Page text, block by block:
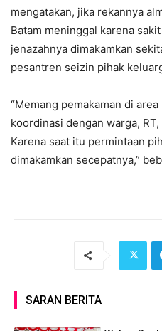
mengatakan, jika rekannya
Batam meninggal karena
jenazahnya dimakamkan
pesantren seizin pihak
“Memang pemakaman di
koordinasi dengan warga,
Karena saat itu permintaan
dimakamkan secepatnya,”
SARAN BERITA